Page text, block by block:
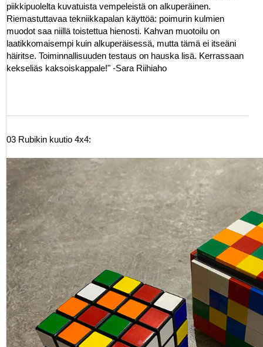
piikkipuolelta kuvatuista vempeleistä on alkuperäinen.
Riemastuttavaa tekniikkapalan käyttöä: poimurin kulmien
muodot saa niillä toistettua hienosti. Kahvan muotoilu on
laatikkomaisempi kuin alkuperäisessä, mutta tämä ei itseäni
häiritse. Toiminnallisuuden testaus on hauska lisä. Kerrassaan
kekseliäs kaksoiskappale!" -Sara Riihiaho
03 Rubikin kuutio 4x4: